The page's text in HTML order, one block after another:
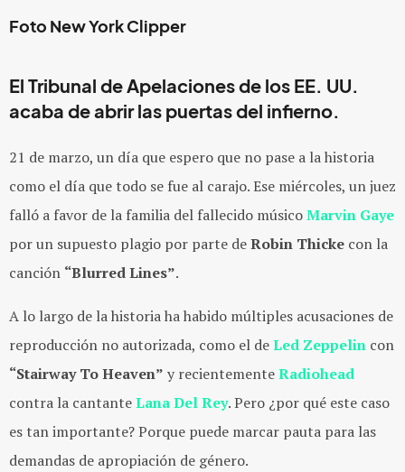
Foto New York Clipper
El Tribunal de Apelaciones de los EE. UU.
acaba de abrir las puertas del infierno.
21 de marzo, un día que espero que no pase a la historia
como el día que todo se fue al carajo. Ese miércoles, un juez
falló a favor de la familia del fallecido músicoMarvin Gaye
por un supuesto plagio por parte deRobin Thicke con la
canción “Blurred Lines”.
A lo largo de la historia ha habido múltiples acusaciones de
reproducción no autorizada, como el deLed Zeppelin con
“Stairway To Heaven” y recientementeRadiohead
contra la cantanteLanaDelRey. Pero ¿por qué este caso
es tan importante? Porque puede marcar pauta para las
demandas de apropiación de género.